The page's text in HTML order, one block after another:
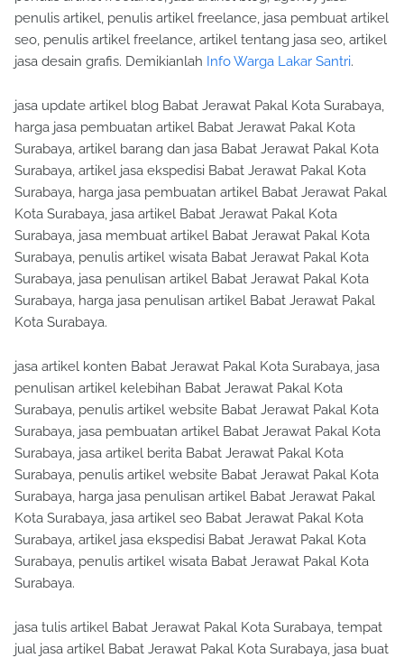
penulis artikel, penulis artikel freelance, jasa pembuat artikel
seo, penulis artikel freelance, artikel tentang jasa seo, artikel
jasa desain grafis. Demikianlah Info Warga Lakar Santri.
jasa update artikel blog Babat Jerawat Pakal Kota Surabaya,
harga jasa pembuatan artikel Babat Jerawat Pakal Kota
Surabaya, artikel barang dan jasa Babat Jerawat Pakal Kota
Surabaya, artikel jasa ekspedisi Babat Jerawat Pakal Kota
Surabaya, harga jasa pembuatan artikel Babat Jerawat Pakal
Kota Surabaya, jasa artikel Babat Jerawat Pakal Kota
Surabaya, jasa membuat artikel Babat Jerawat Pakal Kota
Surabaya, penulis artikel wisata Babat Jerawat Pakal Kota
Surabaya, jasa penulisan artikel Babat Jerawat Pakal Kota
Surabaya, harga jasa penulisan artikel Babat Jerawat Pakal
Kota Surabaya.
jasa artikel konten Babat Jerawat Pakal Kota Surabaya, jasa
penulisan artikel kelebihan Babat Jerawat Pakal Kota
Surabaya, penulis artikel website Babat Jerawat Pakal Kota
Surabaya, jasa pembuatan artikel Babat Jerawat Pakal Kota
Surabaya, jasa artikel berita Babat Jerawat Pakal Kota
Surabaya, penulis artikel website Babat Jerawat Pakal Kota
Surabaya, harga jasa penulisan artikel Babat Jerawat Pakal
Kota Surabaya, jasa artikel seo Babat Jerawat Pakal Kota
Surabaya, artikel jasa ekspedisi Babat Jerawat Pakal Kota
Surabaya, penulis artikel wisata Babat Jerawat Pakal Kota
Surabaya.
jasa tulis artikel Babat Jerawat Pakal Kota Surabaya, tempat
jual jasa artikel Babat Jerawat Pakal Kota Surabaya, jasa buat